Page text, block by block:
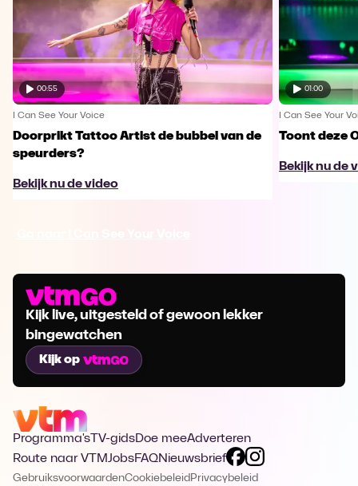
00:55
I Can See Your Voice
Doorprikt Tattoo Artist de bubbel van de
speurders?
Bekijk nu de video
01:00
I Can See Your
Toont deze
Bekijk nu de
Kijk live, uitgesteld of gewoon lekker
bingewatchen
Kijk op
Programma's TV-gidsDoe meeAdverteren
Route naar VTMJobsFAQNieuwsbrief
GebruiksvoorwaardenCookiebeleid Privacybeleid